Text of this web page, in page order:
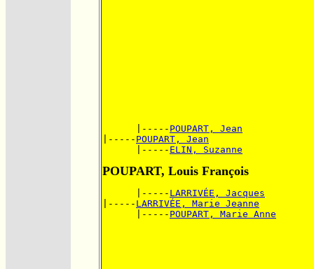
      |-----
POUPART, Jean
|----- POUPART, Jean
      |-----
ELIN, Suzanne
POUPART, Louis François
      |-----
LARRIVÉE, Jacques
|----- LARRIVÉE, Marie Jeanne
      |-----
POUPART, Marie Anne